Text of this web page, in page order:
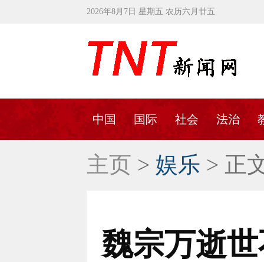
2026年8月7日 星期五 农历六月廿五
中国 国际 社会 法治
主页 > 娱乐 > 正
魏宗万逝